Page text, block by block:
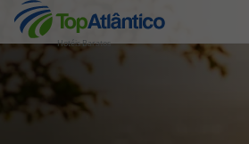
Hotéis Baratos
Destinos